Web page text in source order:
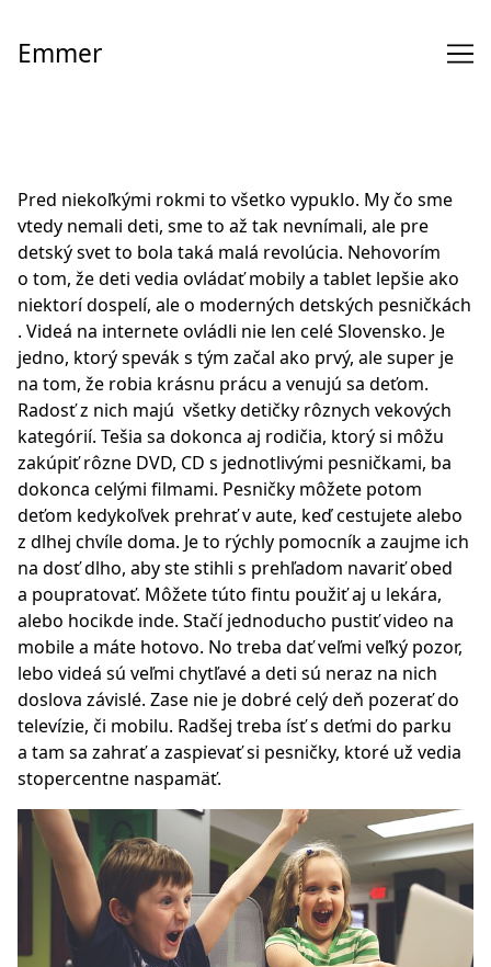
Content
Emmer
Pred niekoľkými rokmi to všetko vypuklo. My čo sme
vtedy nemali deti, sme to až tak nevnímali, ale pre
detský svet to bola taká malá revolúcia. Nehovorím
o tom, že deti vedia ovládať mobily a tablet lepšie ako
niektorí dospelí, ale o moderných detských pesničkách
. Videá na internete ovládli nie len celé Slovensko. Je
jedno, ktorý spevák s tým začal ako prvý, ale super je
na tom, že robia krásnu prácu a venujú sa deťom.
Radosť z nich majú všetky detičky rôznych vekových
kategórií. Tešia sa dokonca aj rodičia, ktorý si môžu
zakúpiť rôzne DVD, CD s jednotlivými pesničkami, ba
dokonca celými filmami. Pesničky môžete potom
deťom kedykoľvek prehrať v aute, keď cestujete alebo
z dlhej chvíle doma. Je to rýchly pomocník a zaujme ich
na dosť dlho, aby ste stihli s prehľadom navariť obed
a poupratovať. Môžete túto fintu použiť aj u lekára,
alebo hocikde inde. Stačí jednoducho pustiť video na
mobile a máte hotovo. No treba dať veľmi veľký pozor,
lebo videá sú veľmi chytľavé a deti sú neraz na nich
doslova závislé. Zase nie je dobré celý deň pozerať do
televízie, či mobilu. Radšej treba ísť s deťmi do parku
a tam sa zahrať a zaspievať si pesničky, ktoré už vedia
stopercentne naspamäť.